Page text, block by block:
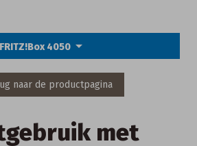
FRITZ!Box 4050 arrow_drop_down
naar de productpagina
met